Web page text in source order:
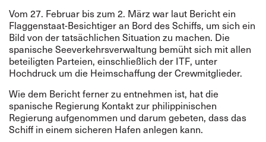
Vom 27. Februar bis zum 2. März war laut Bericht ein
Flaggenstaat-Besichtiger an Bord des Schiffs, um sich ein
Bild von der tatsächlichen Situation zu machen. Die
spanische Seeverkehrsverwaltung bemüht sich mit allen
beteiligten Parteien, einschließlich der ITF, unter
Hochdruck um die Heimschaffung der Crewmitglieder.
Wie dem Bericht ferner zu entnehmen ist, hat die
spanische Regierung Kontakt zur philippinischen
Regierung aufgenommen und darum gebeten, dass das
Schiff in einem sicheren Hafen anlegen kann.